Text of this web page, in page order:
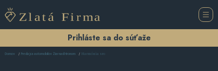
Prihláste sa do súťaže
Domov Predajca automobilov Žiar nad Hronom Harmónia sro